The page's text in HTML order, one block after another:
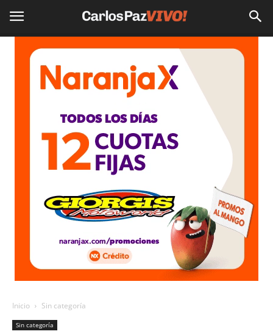
Inicio Sin categoría
Sin categoría